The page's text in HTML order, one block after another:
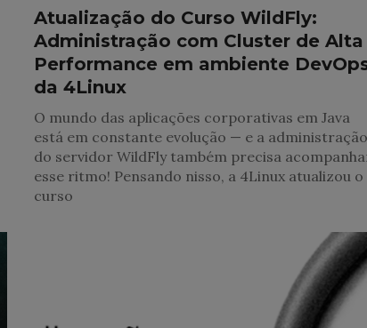
Atualização do Curso WildFly:
Administração com Cluster de Alta
Performance em ambiente
da 4Linux
O mundo das aplicações corporativas em Java
está em constante evolução — e a
do servidor WildFly também precisa
esse ritmo! Pensando nisso, a 4Linux atualizou o
curso